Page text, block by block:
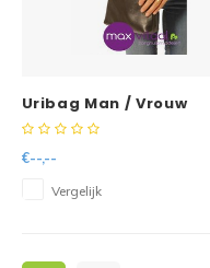
Uribag Man / Vrouw
€--,--
Vergelijk